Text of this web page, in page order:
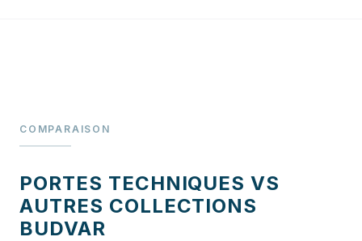
COMPARAISON
PORTES TECHNIQUES VS
AUTRES COLLECTIONS
BUDVAR